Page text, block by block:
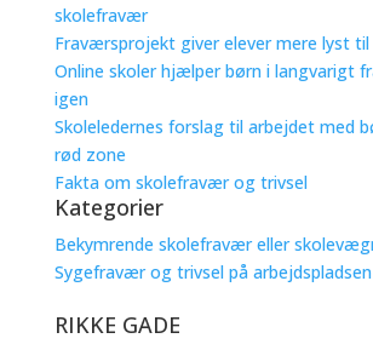
skolefravær
Fraværsprojekt giver elever mere lyst til
Online skoler hjælper børn i langvarigt
igen
Skoleledernes forslag til arbejdet med
rød zone
Fakta om skolefravær og trivsel
Kategorier
Bekymrende skolefravær eller
Sygefravær og trivsel på arbejdspladsen
RIKKE GADE